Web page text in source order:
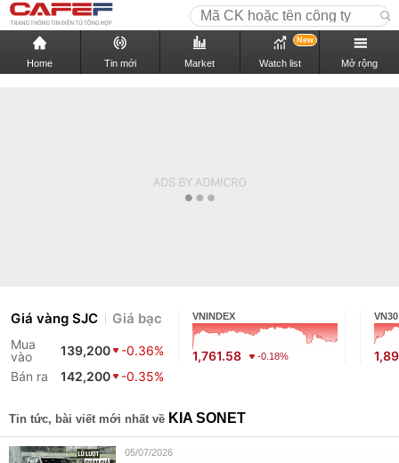
Home Tin mới Market Watch list
New
Mở rộng
Giá vàng SJC Giá bạc
Mua
vào
139,200
-0.36%
Bán ra
142,200 -0.35%
VNINDEX
1,761.58 -0.18%
VN30
Tin tức, bài viết mới nhất về KIA SONET
05/07/2026